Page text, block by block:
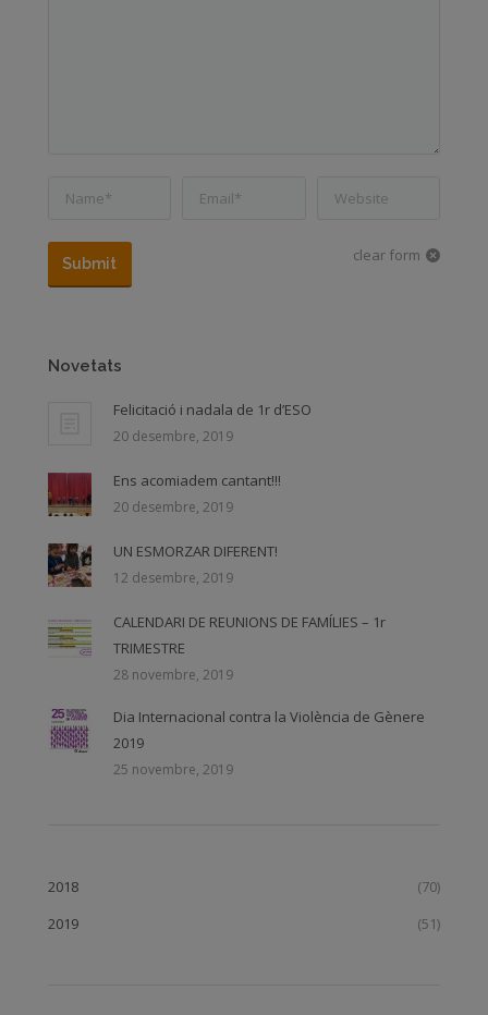
Name * Email * Website
clear form
Submit
Novetats
Felicitació i nadala de 1r d’ESO
20 desembre, 2019
Ens acomiadem cantant!!!
20 desembre, 2019
UN ESMORZAR DIFERENT!
12 desembre, 2019
CALENDARI DE REUNIONS DE FAMÍLIES – 1r
TRIMESTRE
28 novembre, 2019
Dia Internacional contra la Violència de Gènere
2019
25 novembre, 2019
2018
(70)
2019
(51)